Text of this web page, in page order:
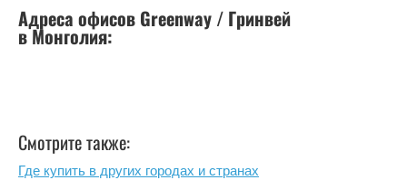
Адреса офисов Greenway / Гринвей
вМонголия:
Смотрите также:
Где купить в других городах и странах